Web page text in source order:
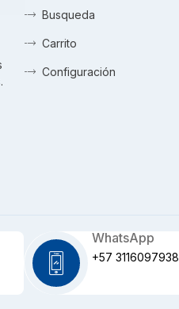
Busqueda
Carrito
Configuración
WhatsApp
+57 3116097938